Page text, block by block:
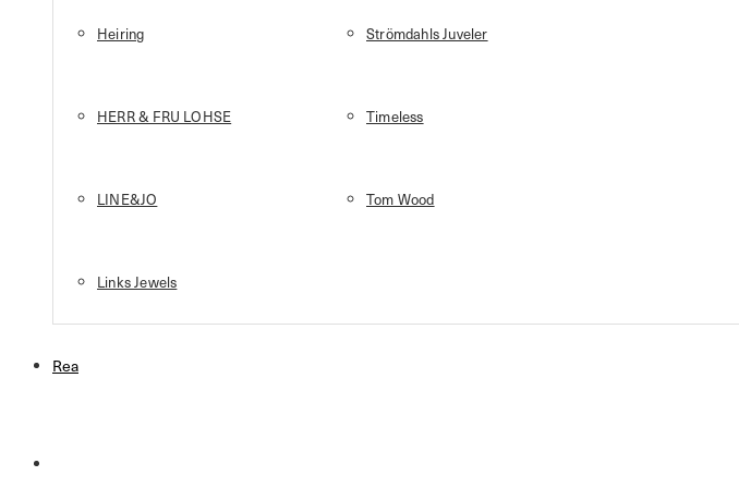
Heiring
HERR & FRU LOHSE
LINE&JO
Links Jewels
Strömdahls Juveler
Timeless
Tom Wood
Rea